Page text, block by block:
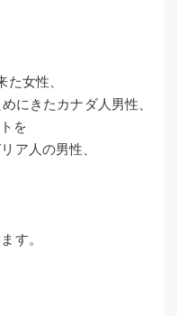
た女性、
にきたカナダ人男性、
を
ア人の男性、
す。